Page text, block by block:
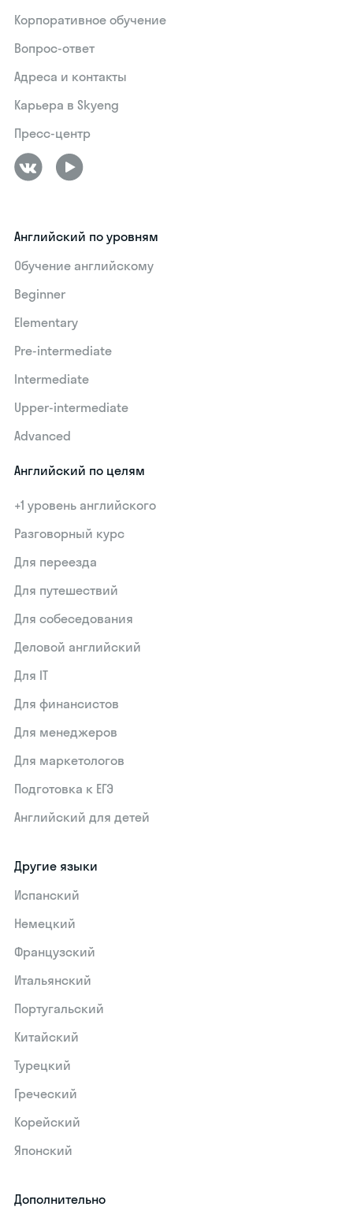
Корпоративное обучение
Вопрос-ответ
Адреса и контакты
Карьера в Skyeng
Пресс-центр
Английский по уровням
Обучение английскому
Beginner
Elementary
Pre-intermediate
Intermediate
Upper-intermediate
Advanced
Английский по целям
+1 уровень английского
Разговорный курс
Для переезда
Для путешествий
Для собеседования
Деловой английский
Для IT
Для финансистов
Для менеджеров
Для маркетологов
Подготовка к ЕГЭ
Английский для детей
Другие языки
Испанский
Немецкий
Французский
Итальянский
Португальский
Китайский
Турецкий
Греческий
Корейский
Японский
Дополнительно